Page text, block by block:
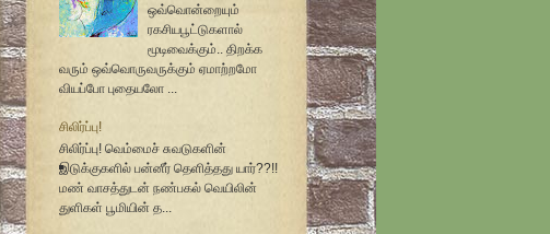
ஒவ்வொன்றையும்
ரகசியபூட்டுகளால்
மூடிவைக்கும்.. திறக்க
வரும் ஒவ்வொருவருக்கும் ஏமாற்றமோ
வியப்போ புதையலோ ...
சிலிர்ப்பு!
சிலிர்ப்பு! வெம்மைச் சுவடுகளின்
இடுக்குகளில் பன்னீர் தெளித்தது யார்??!!
மண் வாசத்துடன் நண்பகல் வெயிலின்
துளிகள் பூமியின் த...